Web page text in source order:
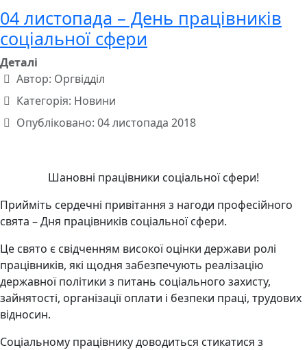
04 листопада – День працівників
соціальної сфери
Деталі
Автор: Оргвідділ
Категорія: Новини
Опубліковано: 04 листопада 2018
Шановні працівники соціальної сфери!
Прийміть сердечні привітання з нагоди професійного
свята – Дня працівників соціальної сфери.
Це свято є свідченням високої оцінки держави ролі
працівників, які щодня забезпечують реалізацію
державної політики з питань соціального захисту,
зайнятості, організації оплати і безпеки праці, трудових
відносин.
Соціальному працівнику доводиться стикатися з